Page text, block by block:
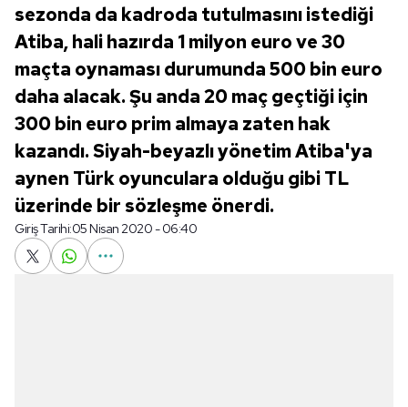
sezonda da kadroda tutulmasını istediği
Atiba, hali hazırda 1 milyon euro ve 30
maçta oynaması durumunda 500 bin euro
daha alacak. Şu anda 20 maç geçtiği için
300 bin euro prim almaya zaten hak
kazandı. Siyah-beyazlı yönetim Atiba'ya
aynen Türk oyunculara olduğu gibi TL
üzerinde bir sözleşme önerdi.
Giriş Tarihi:05 Nisan 2020 - 06:40